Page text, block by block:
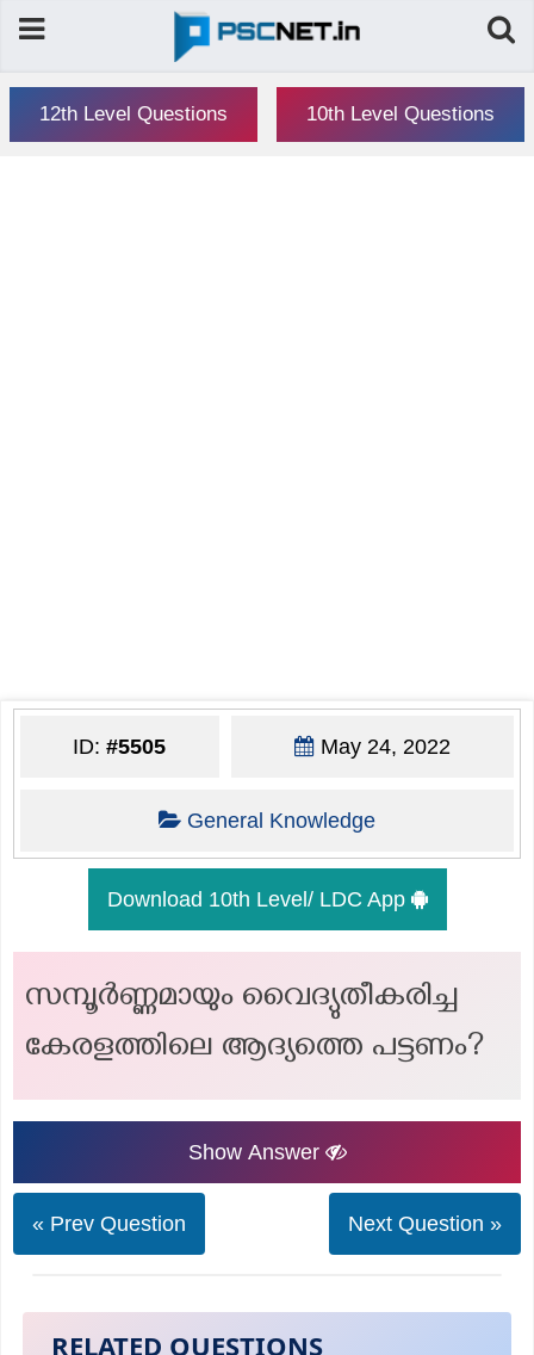
12th Level Questions 10th Level Questions
ID:#5505 May 24, 2022
General Knowledge
Download 10th Level/ LDC App
സമ്പൂര്‍ണ്ണമായും വൈദ്യുതീകരിച്ച
കേരളത്തിലെ ആദ്യത്തെ പട്ടണം?
Show Answer
« Prev Question Next Question »
RELATED QUESTIONS